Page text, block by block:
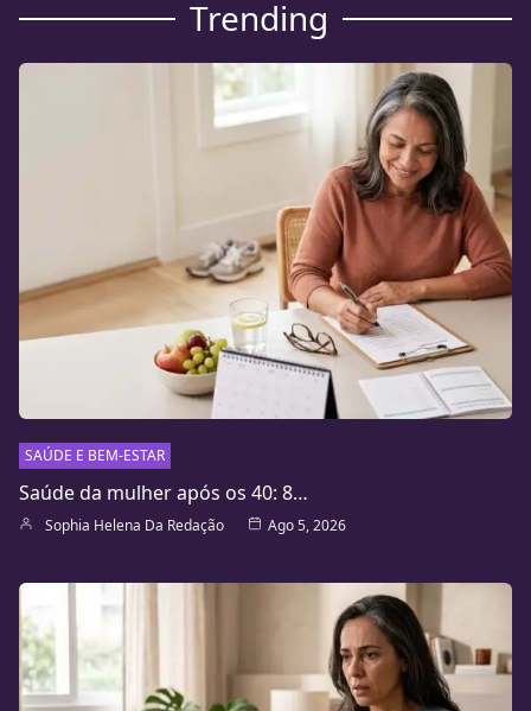
Trending
SAÚDE E BEM-ESTAR
Saúde da mulher após os 40: 8…
Sophia Helena Da Redação Ago 5, 2026